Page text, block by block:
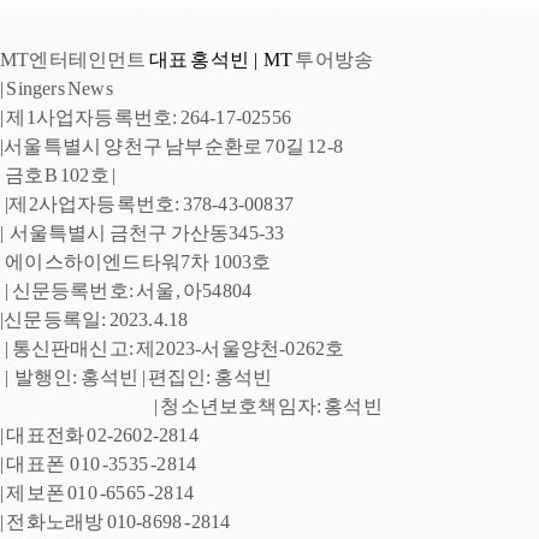
MT엔터테인먼트 대표 홍석빈  |  MT 투어방송
| Singers News
| 제1사업자등록번호: 264-17-02556
|서울특별시 양천구 남부순환로 70길 12-8
금호B 102호 |
|제2사업자등록번호: 378-43-00837
| 서울특별시 금천구 가산동345-33
에이스하이엔드타워7차 1003호
| 신문등록번호: 서울, 아54804
|신문등록일: 2023.4.18
| 통신판매신고: 제2023-서울양천-0262호
|  발행인: 홍석빈 | 편집인: 홍석빈
| 청소년보호책임자: 홍석빈
| 대표전화 02-2602-2814
| 대표폰  010 -3535 -2814
| 제보폰 010 -6565 -2814
| 전화노래방 010-8698 -2814